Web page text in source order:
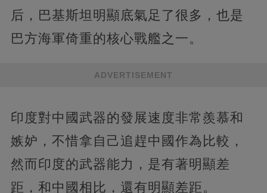
后，巴基斯坦明顯底氣足了很多，也是
巴方海軍倚重的核心戰艦之一。
ADVERTISEMENT
印度對中國武器的發展速度非常羨慕和
嫉妒，不惜拿自己追趕中國作為比較，
然而印度的武器能力，是有著明顯差
距，和中國相比，還有明顯差距。